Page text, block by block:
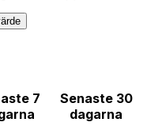
7
Senaste 30
dagarna